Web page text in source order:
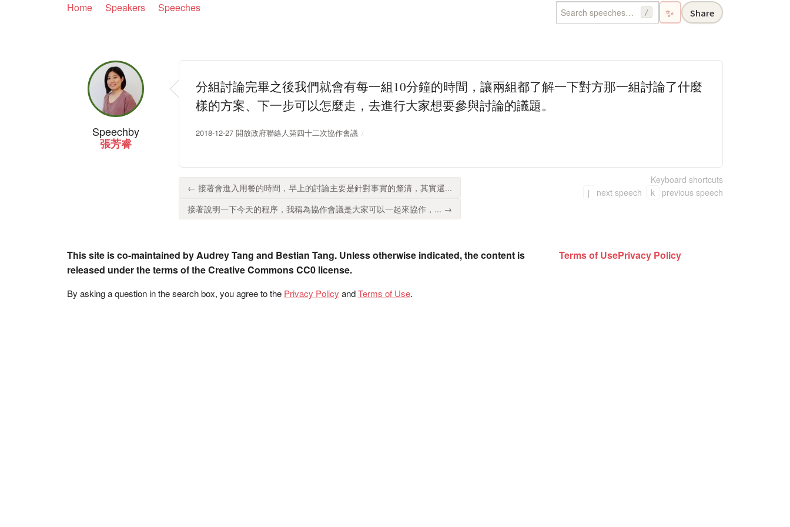
Home Speakers Speeches / ✨ Share
Speechby
張芳睿
分組討論完畢之後我們就會有每一組10分鐘的時間，讓兩組都了解一下對方那一組討論了什麼
樣的方案、下一步可以怎麼走，去進行大家想要參與討論的議題。
2018-12-27 開放政府聯絡人第四十二次協作會議
← 接著會進入用餐的時間，早上的討論主要是針對事實的釐清，其實還...
接著說明一下今天的程序，我稱為協作會議是大家可以一起來協作，... →
Keyboard shortcuts
j
next speech k previous speech
This site is co-maintained by Audrey Tang and Bestian Tang. Unless otherwise indicated, the content is
released under the terms of the Creative Commons CC0 license.
By asking a question in the search box, you agree to the Privacy Policy andTerms of Use.
Terms of UsePrivacy Policy